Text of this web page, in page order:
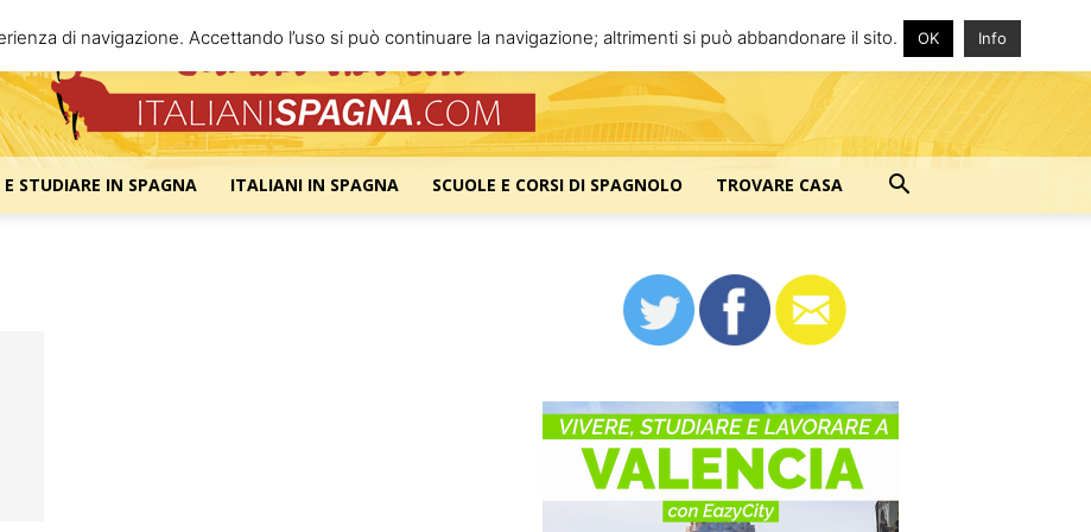
Italiani
E STUDIARE IN SPAGNA ITALIANI IN SPAGNA SCUOLE E CORSI DI SPAGNOLO TROVARE CASA
di navigazione. Accettando l’uso si può continuare la navigazione; altrimenti si può abbandonare il sito. OK Info